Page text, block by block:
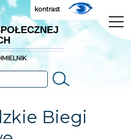
kontrast
Szukaj
Biegi